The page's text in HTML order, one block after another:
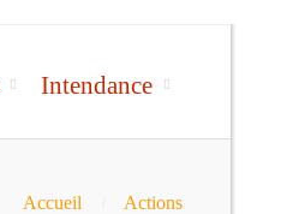
Intendance
Accueil Actions